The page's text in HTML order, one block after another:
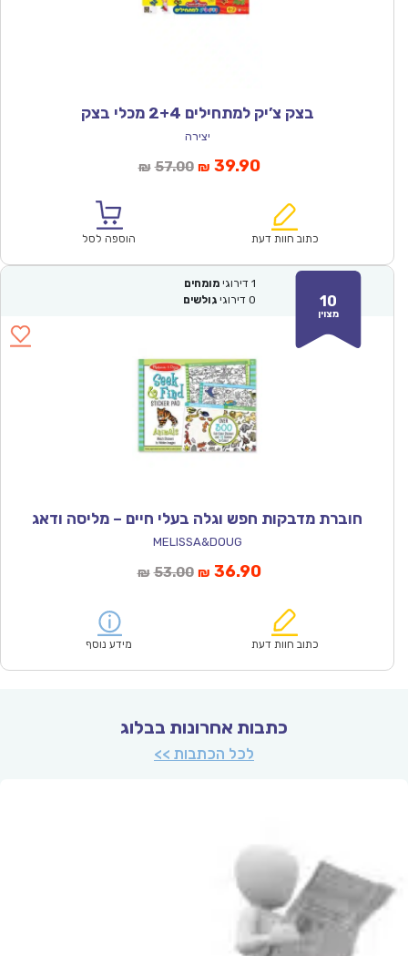
בצק צ’יק למתחילים 2+4 מכלי בצק
יצירה
₪ 57.00המחיר
₪57.00.
₪ 39.90המחיר
הוא:
כתוב חוות דעת הוספה לסל
10
מצוין
1 דירוגי מומחים
0 דירוגי גולשים
חוברת מדבקות חפש וגלה בעלי חיים – מליסה ודאג
MELISSA&DOUG
₪ 53.00המחיר
₪53.00.
₪ 36.90המחיר
הוא:
כתוב חוות דעת מידע נוסף
כתבות אחרונות בבלוג
לכל הכתבות >>